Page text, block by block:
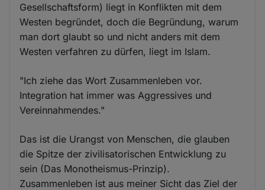
Gesellschaftsform) liegt in Konflikten mit dem
Westen begründet, doch die Begründung, warum
man dort glaubt so und nicht anders mit dem
Westen verfahren zu dürfen, liegt im Islam.
"Ich ziehe das Wort Zusammenleben vor.
Integration hat immer was Aggressives und
Vereinnahmendes."
Das ist die Urangst von Menschen, die glauben
die Spitze der zivilisatorischen Entwicklung zu
sein (Das Monotheismus-Prinzip).
Zusammenleben ist aus meiner Sicht das Ziel der